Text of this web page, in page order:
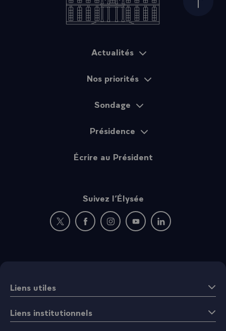
Haut
Actualités
Nos priorités
Sondage
Présidence
Écrire au Président
Suivez l’Élysée
Nouvelle fenêtre : rejoignez-nous sur Twitter
Nouvelle fenêtre : rejoignez-nous sur
Nouvelle fenêtre : rejoignez-nous
Nouvelle fenêtre :
Nouvelle fenêtre :
Liens utiles
Liens institutionnels